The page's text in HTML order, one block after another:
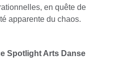
en quête de
apparente du chaos.
Spotlight Arts Danse